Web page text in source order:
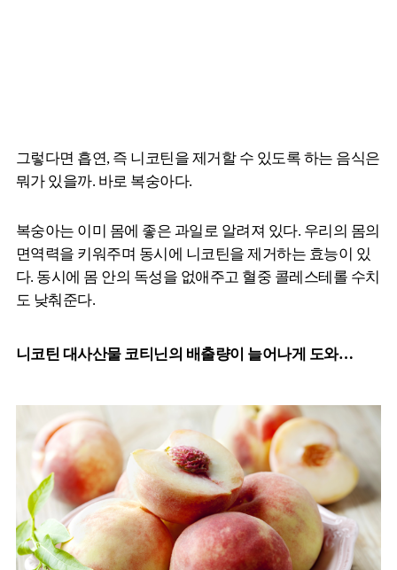
그렇다면 흡연, 즉 니코틴을 제거할 수 있도록 하는 음식은
뭐가 있을까. 바로 복숭아다.
복숭아는 이미 몸에 좋은 과일로 알려져 있다. 우리의 몸의
면역력을 키워주며 동시에 니코틴을 제거하는 효능이 있
다. 동시에 몸 안의 독성을 없애주고 혈중 콜레스테롤 수치
도 낮춰준다.
니코틴 대사산물 코티닌의 배출량이 늘어나게 도와…